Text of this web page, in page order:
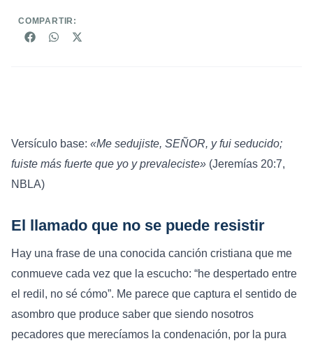
COMPARTIR:
Versículo base: «Me sedujiste, SEÑOR, y fui seducido;
fuiste más fuerte que yo y prevaleciste» (Jeremías 20:7,
NBLA)
El llamado que no se puede resistir
Hay una frase de una conocida canción cristiana que me
conmueve cada vez que la escucho: “he despertado entre
el redil, no sé cómo”. Me parece que captura el sentido de
asombro que produce saber que siendo nosotros
pecadores que merecíamos la condenación, por la pura